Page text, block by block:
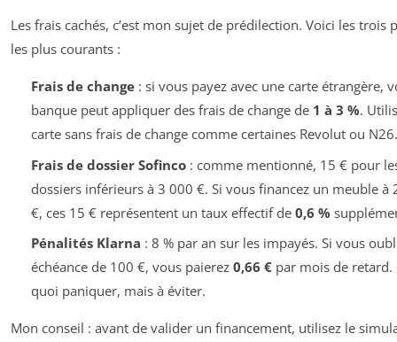
Les frais cachés, c’est mon sujet de prédilection. Voici les trois
les plus courants :
Frais de change: si vous payez avec une carte étrangère,
banque peut appliquer des frais de change de 1 à 3 %.
carte sans frais de change comme certaines Revolut ou N26.
Frais de dossier Sofinco: comme mentionné, 15 € pour
dossiers inférieurs à 3 000 €. Si vous financez un meuble à
€, ces 15 € représentent un taux effectif de 0,6 %
Pénalités Klarna : 8 % par an sur les impayés. Si vous
échéance de 100 €, vous paierez 0,66 €par mois de retard.
quoi paniquer, mais à éviter.
Mon conseil : avant de valider un financement, utilisez le